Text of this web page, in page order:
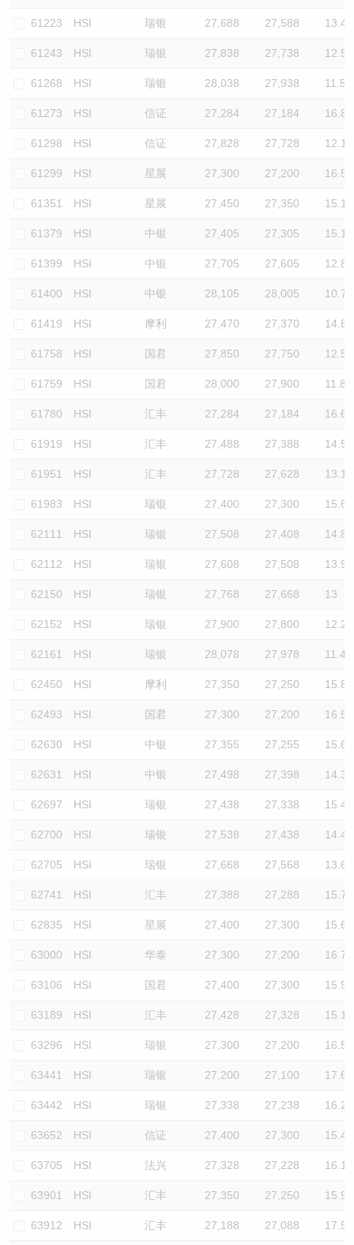
61223 HSI 瑞银 27,688 27,588 13.4
61243 HSI 瑞银 27,838 27,738 12.5
61268 HSI 瑞银 28,038 27,938 11.5
61273 HSI 信证 27,284 27,184 16.8
61298 HSI 信证 27,828 27,728 12.1
61299 HSI 星展 27,300 27,200 16.5
61351 HSI 星展 27,450 27,350 15.1
61379 HSI 中银 27,405 27,305 15.1
61399 HSI 中银 27,705 27,605 12.8
61400 HSI 中银 28,105 28,005 10.7
61419 HSI 摩利 27,470 27,370 14.8
61758 HSI 国君 27,850 27,750 12.5
61759 HSI 国君 28,000 27,900 11.8
61780 HSI 汇丰 27,284 27,184 16.6
61919 HSI 汇丰 27,488 27,388 14.5
61951 HSI 汇丰 27,728 27,628 13.1
61983 HSI 瑞银 27,400 27,300 15.6
62111 HSI 瑞银 27,508 27,408 14.8
62112 HSI 瑞银 27,608 27,508 13.9
62150 HSI 瑞银 27,768 27,668 13
62152 HSI 瑞银 27,900 27,800 12.2
62161 HSI 瑞银 28,078 27,978 11.4
62450 HSI 摩利 27,350 27,250 15.8
62493 HSI 国君 27,300 27,200 16.5
62630 HSI 中银 27,355 27,255 15.6
62631 HSI 中银 27,498 27,398 14.3
62697 HSI 瑞银 27,438 27,338 15.4
62700 HSI 瑞银 27,538 27,438 14.4
62705 HSI 瑞银 27,668 27,568 13.6
62741 HSI 汇丰 27,388 27,288 15.7
62835 HSI 星展 27,400 27,300 15.6
63000 HSI 华泰 27,300 27,200 16.7
63106 HSI 国君 27,400 27,300 15.9
63189 HSI 汇丰 27,428 27,328 15.1
63296 HSI 瑞银 27,300 27,200 16.5
63441 HSI 瑞银 27,200 27,100 17.6
63442 HSI 瑞银 27,338 27,238 16.2
63652 HSI 信证 27,400 27,300 15.4
63705 HSI 法兴 27,328 27,228 16.1
63901 HSI 汇丰 27,350 27,250 15.9
63912 HSI 汇丰 27,188 27,088 17.5